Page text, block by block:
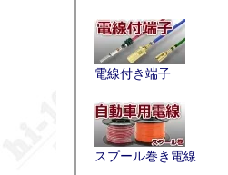
電線付き端子
スプール巻き電線